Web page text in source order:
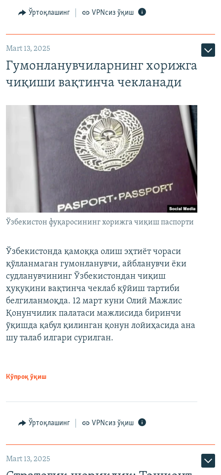
Ўртоқлашинг VPNсиз ўқиш
Mart 13, 2025
Гумонланувчиларнинг хорижга
чиқиши вақтинча чекланади
Ўзбекистон фуқаросининг хорижга чиқиш паспорти
Ўзбекистонда қамоққа олиш эҳтиёт чораси
қўлланмаган гумонланувчи, айбланувчи ёки
судланувчининг Ўзбекистондан чиқиш
ҳуқуқини вақтинча чеклаб қўйиш тартиби
белгиланмоқда. 12 март куни Олий Мажлис
Қонунчилик палатаси мажлисида биринчи
ўқишда қабул қилинган қонун лойиҳасида ана
шу талаб илгари сурилган.
Кўпроқ ўқиш
Ўртоқлашинг VPNсиз ўқиш
Mart 13, 2025